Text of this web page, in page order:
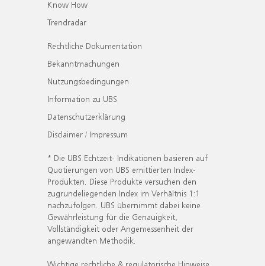
Know How
Trendradar
Rechtliche Dokumentation
Bekanntmachungen
Nutzungsbedingungen
Information zu UBS
Datenschutzerklärung
Disclaimer / Impressum
* Die UBS Echtzeit- Indikationen basieren auf
Quotierungen von UBS emittierten Index-
Produkten. Diese Produkte versuchen den
zugrundeliegenden Index im Verhältnis 1:1
nachzufolgen. UBS übernimmt dabei keine
Gewährleistung für die Genauigkeit,
Vollständigkeit oder Angemessenheit der
angewandten Methodik.